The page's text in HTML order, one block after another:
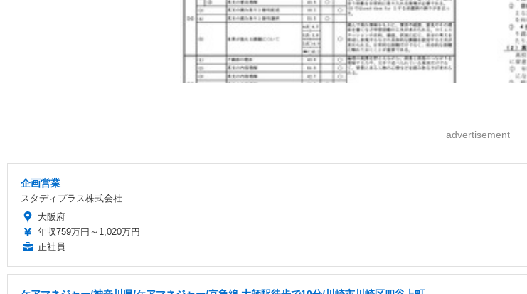
advertisement
企画営業
スタディプラス株式会社
大阪府
年収759万円～1,020万円
正社員